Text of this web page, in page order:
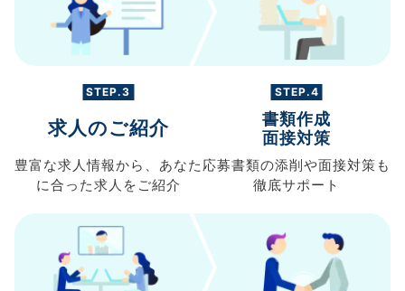
STEP.3
求人のご紹介
豊富な求人情報から、 あなた
に合った求人を ご紹介
STEP.4
書類作成
面接対策
応募書類の添削や面接対策も
徹底サポート